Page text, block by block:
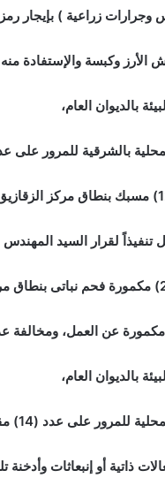
وجرارات زراعية ) بإيجار
وكبسة والإستفادة
بالديوان العام،
عدد (180) فاخورة بنطاق مركز الزقازيق ومنيا
لقرار السيد المهندس / محافظ
بالديوان العام،
وسيطة بنطاق مراكز ومدن محافظة الشرقية ،
ذاتية أو إنبعاثات وأدخنة